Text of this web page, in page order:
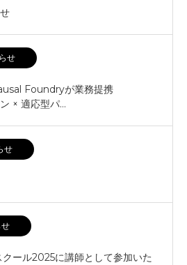
せ
Foundryが業務提携
× 適応型パ…
せ
ール2025に講師として参加いた